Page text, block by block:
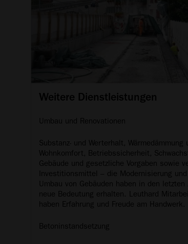
Weitere Dienstleistungen
Umbau und Renovationen
Substanz- und Werterhalt, Wärmedämmung
Wohnkomfort, Betriebssicherheit,
Gebäude und gesetzliche Vorgaben sowie
Investitionsmittel – die Modernisierung und
Umbau von Gebäuden haben in den letzten
neue Bedeutung erhalten. Leuthard
haben Erfahrung und Freude am Handwerk.
Betoninstandsetzung